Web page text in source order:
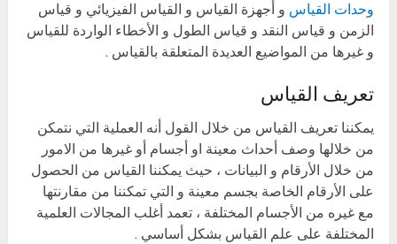
وحدات القياس و أجهزة القياس و القياس الفيزيائي و قياس
الزمن و قياس النقد و قياس الطول و الأخطاء الواردة للقياس
و غيرها من المواضيع العديدة المتعلقة بالقياس .
تعريف القياس
يمكننا تعريف القياس من خلال القول أنه العملية التي نتمكن
من خلالها وصف أحداث معينة او أجسام أو غيرها من الامور
من خلال الأرقام و البيانات ، حيث يمكننا القياس من الحصول
على الأرقام الخاصة بجسم معينة و التي تمكننا من مقارنتها
مع غيره من الأجسام المختلفة ، تعمد أغلب المجالات العلمية
المختلفة على علم القياس بشكل أساسي .